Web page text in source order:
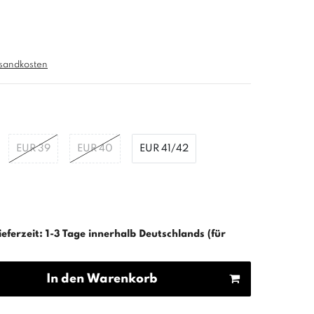
EUR 39 EUR 40 EUR 41/42
1-3 Tage innerhalb Deutschlands (für
In den Warenkorb